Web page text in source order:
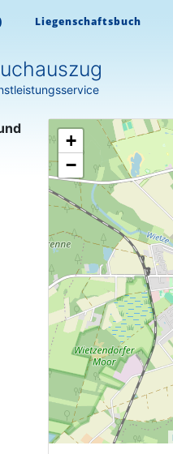
Liegenschaftsbuch
+
−